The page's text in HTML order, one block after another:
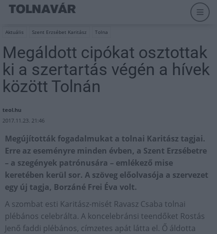
Aktuális Szent Erzsébet Karitász Tolna
Megáldott cipókat osztottak
ki a szertartás végén a hívek
között Tolnán
teol.hu
2017.11.23. 21:46
Megújították fogadalmukat a tolnai Karitász tagjai.
Erre az eseményre minden évben, a Szent Erzsébetre
– a szegények patrónusára – emlékező mise
keretében kerül sor. A szöveg előolvasója a szervezet
egy új tagja, Borzáné Frei Éva volt.
A szombat esti Karitász-misét Ravasz Csaba tolnai
plébános celebrálta. A koncelebránsi teendőket Rostás
Jenő faddi plébános, címzetes apát látta el. Ő áldotta